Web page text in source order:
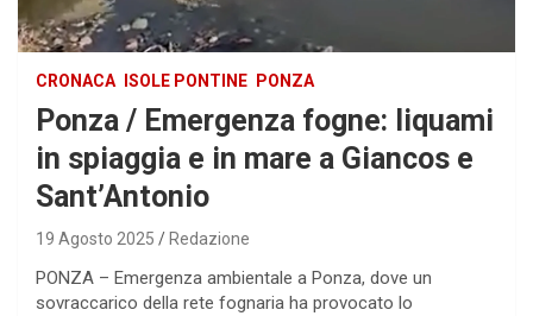
CRONACA ISOLE PONTINE PONZA
Ponza / Emergenza fogne: liquami
in spiaggia e in mare a Giancos e
Sant’Antonio
19 Agosto 2025 Redazione
PONZA – Emergenza ambientale a Ponza, dove un
sovraccarico della rete fognaria ha provocato lo